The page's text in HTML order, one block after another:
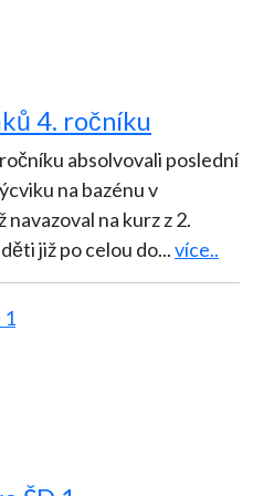
4. ročníku
absolvovali poslední
na bazénu v
na kurz z 2.
již po celou do...více..